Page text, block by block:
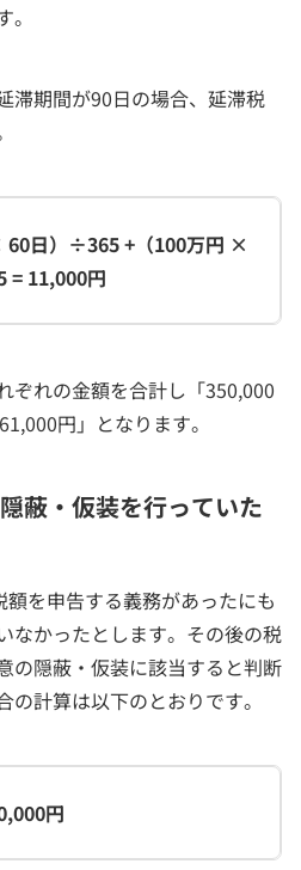
滞期間が90日の場合、延滞税
60日）÷365 +（100万円 ×
11,000円
ぞれの金額を合計し「350,000
円」となります。
蔽・仮装を行っていた
を申告する義務があったにも
なかったとします。その後の税
の隠蔽・仮装に該当すると判断
計算は以下のとおりです。
円